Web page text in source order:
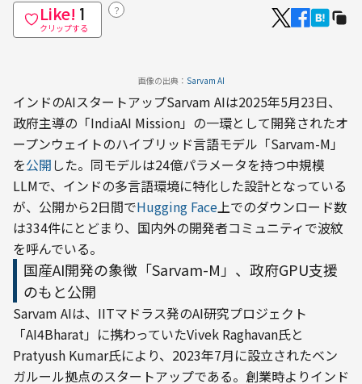
Like! 1
クリップする
？
画像の出典： Sarvam AI
インドのAIスタートアップSarvam AIは2025年5月23日、
政府主導の「IndiaAI Mission」の一環として開発されたオ
ープンウェイトのハイブリッド言語モデル「Sarvam-M」
を公開した。同モデルは24億パラメータを持つ中規模
LLMで、インドの多言語環境に特化した設計となっている
が、公開から2日間でHugging Face 上でのダウンロード数
は334件にとどまり、国内外の開発者コミュニティで波紋
を呼んでいる。
国産AI開発の象徴「Sarvam-M」、政府GPU支援
のもと公開
Sarvam AIは、IITマドラス発のAI研究プロジェクト
「AI4Bharat」に携わっていたVivek Raghavan氏と
Pratyush Kumar氏により、2023年7月に設立されたベン
ガルール拠点のスタートアップである。創業時よりインド